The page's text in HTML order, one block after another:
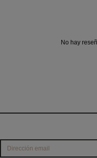
No hay